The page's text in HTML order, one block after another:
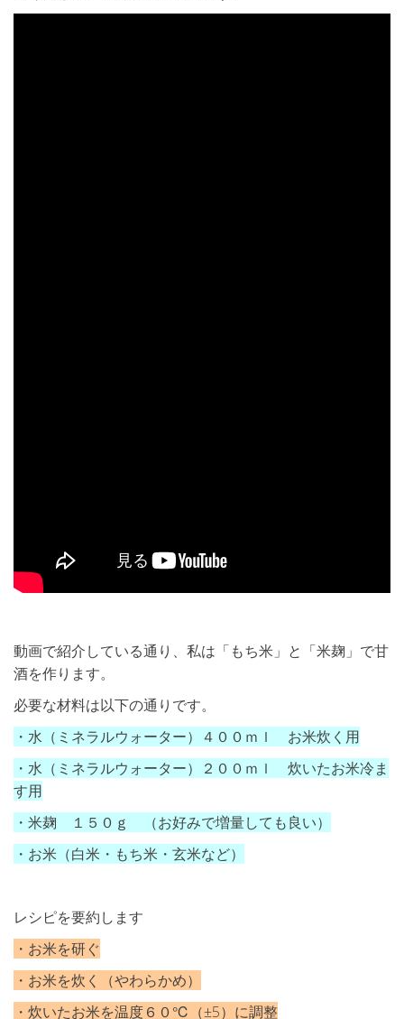
動画で紹介している通り、私は「もち米」と「米麹」で甘
酒を作ります。
必要な材料は以下の通りです。
・水（ミネラルウォーター）４００ｍｌ お米炊く用
・水（ミネラルウォーター）２００ｍｌ 炊いたお米冷ま
す用
・米麹 １５０ｇ （お好みで増量しても良い）
・お米（白米・もち米・玄米など）
レシピを要約します
・お米を研ぐ
・お米を炊く（やわらかめ）
・炊いたお米を温度６０℃（±5）に調整